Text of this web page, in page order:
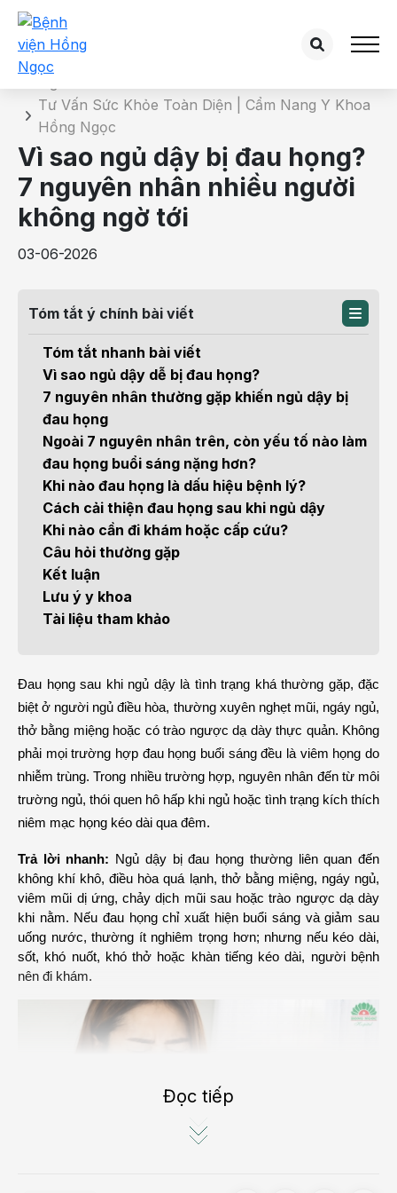
Chi tiết bài tư vấn
Tư Vấn Sức Khỏe Toàn Diện | Cẩm Nang Y Khoa
Hồng Ngọc
Vì sao ngủ dậy bị đau họng?
7 nguyên nhân nhiều người
không ngờ tới
03-06-2026
Tóm tắt ý chính bài viết
Tóm tắt nhanh bài viết
Vì sao ngủ dậy dễ bị đau họng?
7 nguyên nhân thường gặp khiến ngủ dậy bị
đau họng
Ngoài 7 nguyên nhân trên, còn yếu tố nào làm
đau họng buổi sáng nặng hơn?
Khi nào đau họng là dấu hiệu bệnh lý?
Cách cải thiện đau họng sau khi ngủ dậy
Khi nào cần đi khám hoặc cấp cứu?
Câu hỏi thường gặp
Kết luận
Lưu ý y khoa
Tài liệu tham khảo
Đau họng sau khi ngủ dậy là tình trạng khá thường gặp, đặc
biệt ở người ngủ điều hòa, thường xuyên nghẹt mũi, ngáy ngủ,
thở bằng miệng hoặc có trào ngược dạ dày thực quản. Không
phải mọi trường hợp đau họng buổi sáng đều là viêm họng do
nhiễm trùng. Trong nhiều trường hợp, nguyên nhân đến từ môi
trường ngủ, thói quen hô hấp khi ngủ hoặc tình trạng kích thích
niêm mạc họng kéo dài qua đêm.
Trả lời nhanh: Ngủ dậy bị đau họng thường liên quan đến
không khí khô, điều hòa quá lạnh, thở bằng miệng, ngáy ngủ,
viêm mũi dị ứng, chảy dịch mũi sau hoặc trào ngược dạ dày
khi nằm. Nếu đau họng chỉ xuất hiện buổi sáng và giảm sau
uống nước, thường ít nghiêm trọng hơn; nhưng nếu kéo dài,
sốt, khó nuốt, khó thở hoặc khàn tiếng kéo dài, người bệnh
nên đi khám.
Đọc tiếp